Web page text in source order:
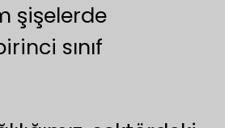
şişelerde
sınıf